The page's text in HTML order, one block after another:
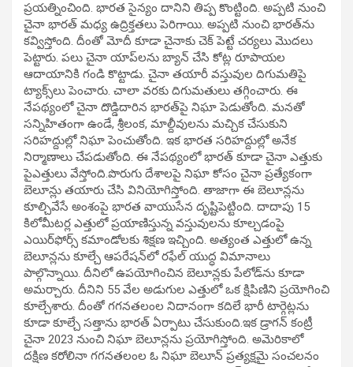
ప్రయత్నించింది. భారత సైన్యం దానిని తిప్ప కొంట్టింది. అప్పటి నుంచి
చైనా భారత్‌ మధ్య ఉద్రిక్తతలు పెరిగాయి. అప్పటి నుంచి భారత్‌ను
కవ్విస్తోంది. దీంతో మోదీ కూడా చైనాకు చెక్‌ పెట్టే చర్యలు మొదలు
పెట్టారు. పలు చైనా యాప్‌లను బ్యాన్‌ చేసి కోట్ల రూపాయల
ఆదాయానికి గండి కొట్టాడు. చైనా తయారీ వస్తువుల దిగుమతిపై
ట్యాక్స్‌లు పెంచారు. చాలా వరకు దిగుమతులు తగ్గించారు. ఈ
నేపథ్యంలో చైనా దొడ్డిదారిన భారత్‌పై నిఘా పెడుతోంది. మనతో
సన్నిహితంగా ఉండే, శ్రీలంక, మాల్దీవులను మచ్చిక చేసుకుని
సరిహద్దుల్లో నిఘా పెంచుతోంది. ఇక భారత సరిహద్దుల్లో అనేక
నిర్మాణాలు చేపడుతోంది. ఈ నేపథ్యంలో భారత్‌ కూడా చైనా ఎత్తుకు
పైఎత్తులు వేస్తోంది.పొరుగు దేశాలపై నిఘా కోసం చైనా ప్రత్యేకంగా
బెలూన్లు తయారు చేసి వినియోగిస్తోంది. తాజాగా ఈ బెలూన్లను
కూల్చివేసే అంశంపై భారత వాయుసేన దృష్టిపెట్టింది. దాదాపు 15
కిలోమీటర్ల ఎత్తులో ప్రయాణిస్తున్న వస్తువులను కూల్చడంపై
ఎయిర్‌ఫోర్స్‌ కమాండోలకు శిక్షణ ఇచ్చింది. అత్యంత ఎత్తులో ఉన్న
బెలూన్లను కూల్చే ఆపరేషన్‌లో రఫేల్‌ యుద్ధ విమానాలు
పాల్గొన్నాయి. దీనిలో ఉపయోగించిన బెలూన్లకు పేలోడ్‌ను కూడా
అమర్చారు. దీనిని 55 వేల అడుగుల ఎత్తులో ఒక క్షిపిణిని ప్రయోగించి
కూల్చేశారు. దీంతో గగనతలంల నిదానంగా కదిలే భారీ టార్గెట్లను
కూడా కూల్చే సత్తాను భారత్‌ ఏర్పాటు చేసుకుంది.ఇక డ్రాగన్‌ కంట్రీ
చైనా 2023 నుంచి నిఘా బెలూన్లను ప్రయోగిస్తోంది. అమెరికాలో
దక్షిణ కరోలినా గగనతలంల ఓ నిఘా బెలూన్‌ ప్రత్యక్షమై సంచలనం